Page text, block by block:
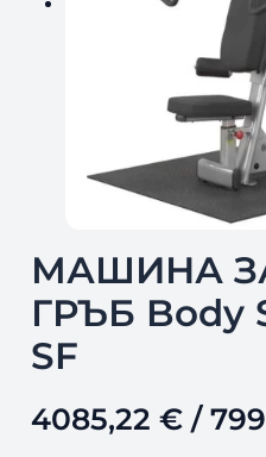
МАШИНА
ГРЪБ Body
SF
4085,22 €/